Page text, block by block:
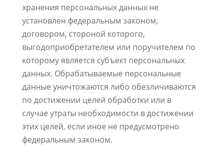
хранения персональных данных не
установлен федеральным законом,
договором, стороной которого,
выгодоприобретателем или поручителем по
которому является субъект персональных
данных. Обрабатываемые персональные
данные уничтожаются либо обезличиваются
по достижении целей обработки или в
случае утраты необходимости в достижении
этих целей, если иное не предусмотрено
федеральным законом.